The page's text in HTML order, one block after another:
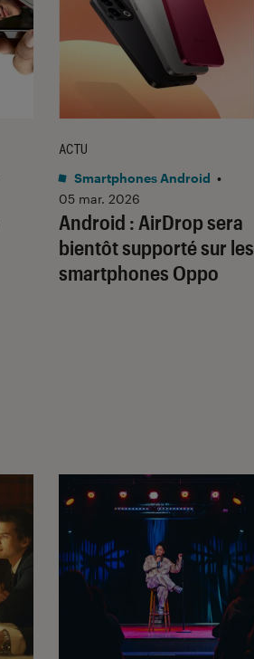
Android : AirDrop sera
bientôt supporté sur les
smartphones Oppo
ACTU
Smartphones Android •
05 mar. 2026